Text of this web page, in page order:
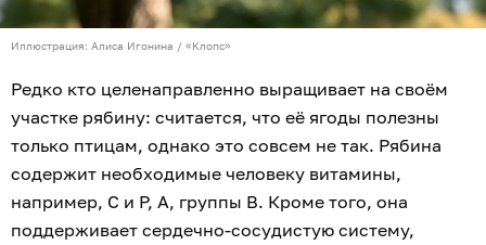
Иллюстрация: Алиса Игонина / «Клопс»
Редко кто целенаправленно выращивает на своём
участке рябину: считается, что её ягоды полезны
только птицам, однако это совсем не так. Рябина
содержит необходимые человеку витамины,
например, С и Р, А, группы В. Кроме того, она
поддерживает сердечно-сосудистую систему,